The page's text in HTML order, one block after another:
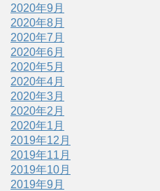
2020年9月
2020年8月
2020年7月
2020年6月
2020年5月
2020年4月
2020年3月
2020年2月
2020年1月
2019年12月
2019年11月
2019年10月
2019年9月